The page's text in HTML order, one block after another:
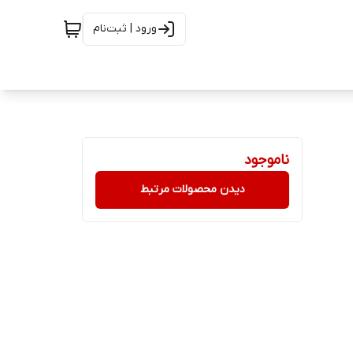
ورود | ثبت‌نام
ناموجود
دیدن محصولات مرتبط